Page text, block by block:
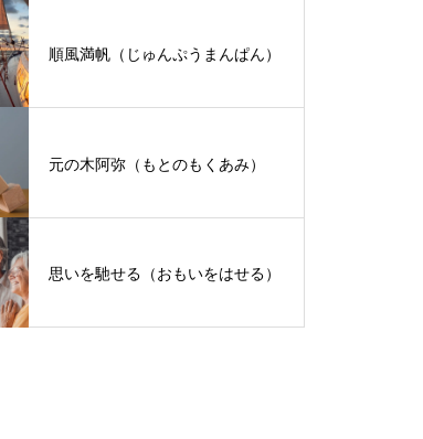
順風満帆（じゅんぷうまんぱん）
元の木阿弥（もとのもくあみ）
思いを馳せる（おもいをはせる）